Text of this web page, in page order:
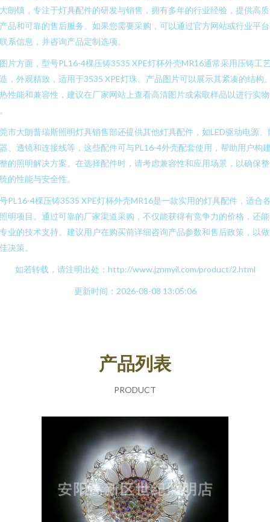
朗镇，专注于灯具配件的研发与销售，拥有多年的行业经验，提供高
品和可靠的售后服务。如果您需要采购，可以通过官方网站或行业平
系信息，并咨询产品定制选项。
片方面，型号PL16-4棵压铸3535 XPE灯杯外壳MR16通常采用压铸工
，外观精致，适用于3535 XPE灯珠。产品图片可以展示其紧凑的结构
性能和兼容性，建议在厂家网站上查看高清图片或索取样品以进行实
市大朗普瑞斯照明灯具销售部还提供其他灯具配件，如LED驱动电源、
、透镜和连接线等，这些配件可与PL16-4外壳配套使用，帮助用户构
的照明解决方案。在选择配件时，请考虑兼容性和应用场景，以确保
的性能与安全性。
PL16-4棵压铸3535 XPE灯杯外壳MR16是一款实用的灯具配件，适合
明项目。通过可靠的厂家渠道采购，不仅能获得有竞争力的价格，还
业的技术支持。建议用户在购买前详细咨询产品参数和售后政策，以
决策。
如若转载，请注明出处：http://www.jznmyil.com/product/2.html
更新时间：2026-08-08 13:05:06
产品列表
PRODUCT